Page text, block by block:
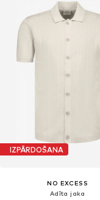
IZPĀRDOŠANA
NO EXCESS
Adīta jaka